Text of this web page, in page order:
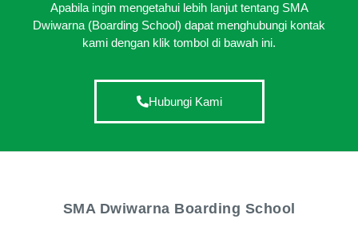
Apabila ingin mengetahui lebih lanjut tentang SMA
Dwiwarna (Boarding School) dapat menghubungi kontak
kami dengan klik tombol di bawah ini.
Hubungi Kami
SMA Dwiwarna Boarding School